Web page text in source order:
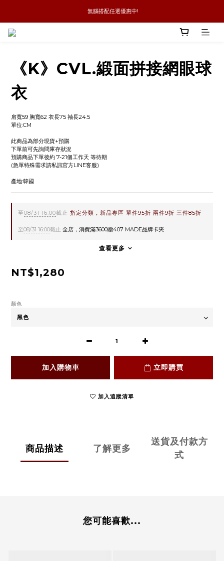
新品優惠任兩件8折
無腦搭配任選優惠中!
《K》CVL.緞面拼接網眼球
衣
肩寬59 胸寬62 衣長75 袖長24.5
單位:CM
此商品為部分現貨+預購
下單前可先詢問庫存狀況
預購商品下單後約 7-21個工作天 等待期
(急單特殊需求請私訊官方LINE客服)
產地:韓國
至08/31 16:00截止 指定分類，新品專區 單件95折 兩件9折 三件85折
至08/31 16:00截止 全店，消費滿3600贈407 MADE品牌卡夾
查看更多
NT$1,280
顏色
加入購物車 立即購買
加入追蹤清單
商品描述 了解更多
送貨及付款方
式
您可能喜歡...